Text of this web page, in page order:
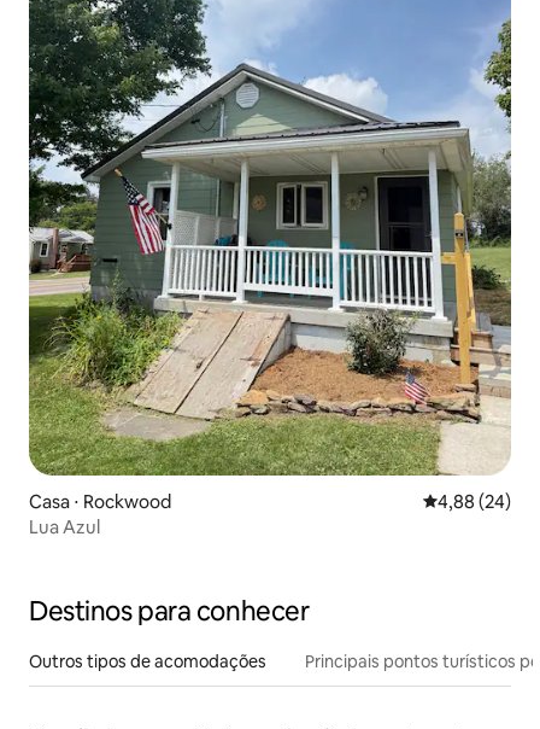
Casa ⋅ Rockwood 4,88 de uma
4,88 (24)
Lua Azul
Destinos para conhecer
Outros tipos de acomodações Principais pontos turísticos